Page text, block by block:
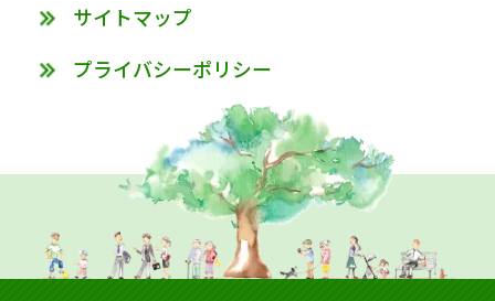
サイトマップ
プライバシーポリシー